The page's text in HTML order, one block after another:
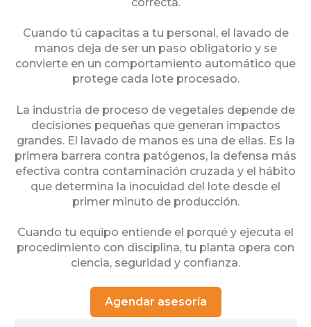
Cuando tú capacitas a tu personal, el lavado de
manos deja de ser un paso obligatorio y se
convierte en un comportamiento automático que
protege cada lote procesado.
La industria de proceso de vegetales depende de
decisiones pequeñas que generan impactos
grandes. El lavado de manos es una de ellas. Es la
primera barrera contra patógenos, la defensa más
efectiva contra contaminación cruzada y el hábito
que determina la inocuidad del lote desde el
primer minuto de producción.
Cuando tu equipo entiende el porqué y ejecuta el
procedimiento con disciplina, tu planta opera con
ciencia, seguridad y confianza.
Agendar asesoría